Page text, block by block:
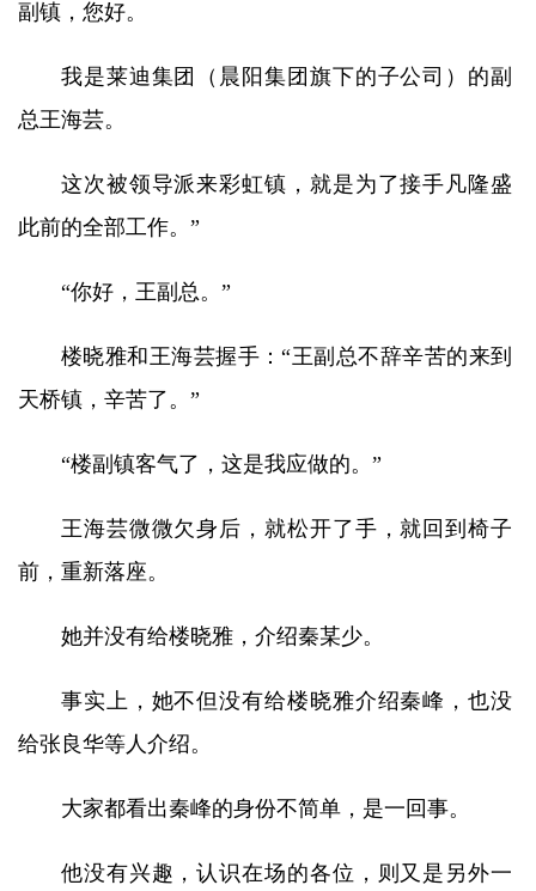
副镇，您好。
我是莱迪集团（晨阳集团旗下的子公司）的副
总王海芸。
这次被领导派来彩虹镇，就是为了接手凡隆盛
此前的全部工作。”
“你好，王副总。”
楼晓雅和王海芸握手：“王副总不辞辛苦的来到
天桥镇，辛苦了。”
“楼副镇客气了，这是我应做的。”
王海芸微微欠身后，就松开了手，就回到椅子
前，重新落座。
她并没有给楼晓雅，介绍秦某少。
事实上，她不但没有给楼晓雅介绍秦峰，也没
给张良华等人介绍。
大家都看出秦峰的身份不简单，是一回事。
他没有兴趣，认识在场的各位，则又是另外一